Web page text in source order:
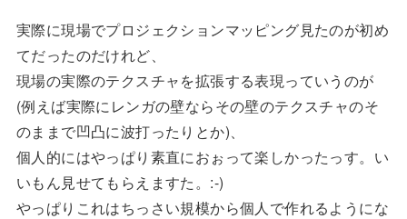
実際に現場でプロジェクションマッピング見たのが初め
てだったのだけれど、
現場の実際のテクスチャを拡張する表現っていうのが
(例えば実際にレンガの壁ならその壁のテクスチャのそ
のままで凹凸に波打ったりとか)、
個人的にはやっぱり素直におぉって楽しかったっす。い
いもん見せてもらえますた。:-)
やっぱりこれはちっさい規模から個人で作れるようにな